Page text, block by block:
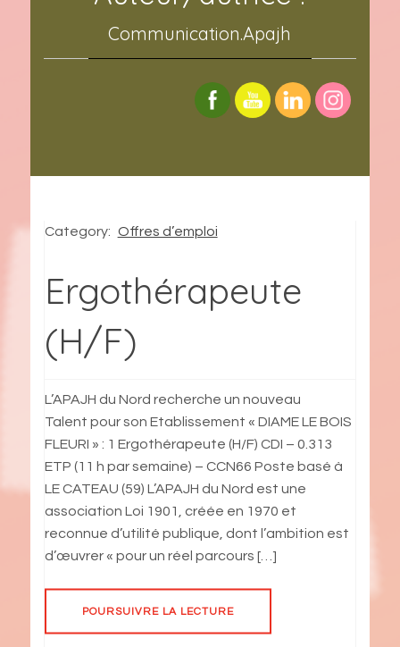
Communication.Apajh
Category: Offres d’emploi
Ergothérapeute
(H/F)
L’APAJH du Nord recherche un nouveau
Talent pour son Etablissement « DIAME LE BOIS
FLEURI » : 1 Ergothérapeute (H/F) CDI – 0.313
ETP (11 h par semaine) – CCN66 Poste basé à
LE CATEAU (59) L’APAJH du Nord est une
association Loi 1901, créée en 1970 et
reconnue d’utilité publique, dont l’ambition est
d’œuvrer « pour un réel parcours […]
POURSUIVRE LA LECTURE